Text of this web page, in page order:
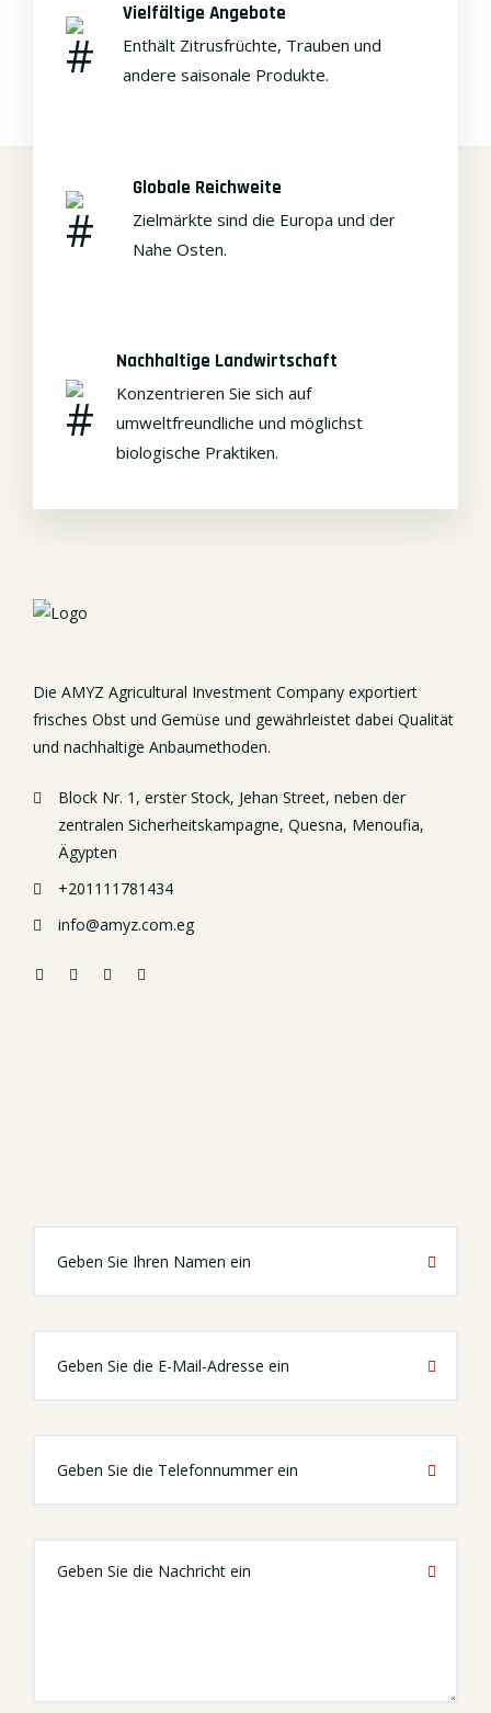
Vielfältige Angebote
Enthält Zitrusfrüchte, Trauben und
andere saisonale Produkte.
Globale Reichweite
Zielmärkte sind die Europa und der
Nahe Osten.
Nachhaltige Landwirtschaft
Konzentrieren Sie sich auf
umweltfreundliche und möglichst
biologische Praktiken.
Die AMYZ Agricultural Investment Company exportiert
frisches Obst und Gemüse und gewährleistet dabei Qualität
und nachhaltige Anbaumethoden.
Block Nr. 1, erster Stock, Jehan Street, neben der
zentralen Sicherheitskampagne, Quesna, Menoufia,
Ägypten
+201111781434
info@amyz.com.eg